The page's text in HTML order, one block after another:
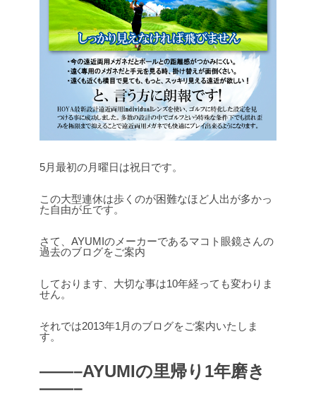
5月最初の月曜日は祝日です。
この大型連休は歩くのが困難なほど人出が多かっ
た自由が丘です。
さて、AYUMIのメーカーであるマコト眼鏡さんの
過去のブログをご案内
しております、大切な事は10年経っても変わりま
せん。
それでは2013年1月のブログをご案内いたしま
す。
——–AYUMIの里帰り1年磨き
——–